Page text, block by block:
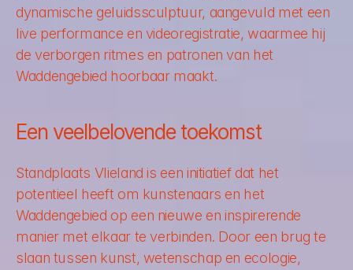
dynamische geluidssculptuur, aangevuld met een
live performance en videoregistratie, waarmee hij
de verborgen ritmes en patronen van het
Waddengebied hoorbaar maakt.
Een veelbelovende toekomst
Standplaats Vlieland is een initiatief dat het
potentieel heeft om kunstenaars en het
Waddengebied op een nieuwe en inspirerende
manier met elkaar te verbinden. Door een brug te
slaan tussen kunst, wetenschap en ecologie,